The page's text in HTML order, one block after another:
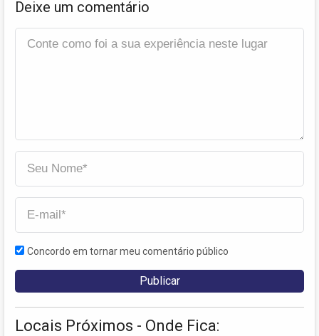
Deixe um comentário
Concordo em tornar meu comentário público
Locais Próximos - Onde Fica: